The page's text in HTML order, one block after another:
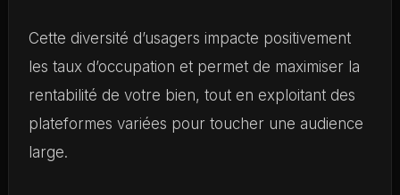
Cette diversité d’usagers impacte positivement
les taux d’occupation et permet de maximiser la
rentabilité de votre bien, tout en exploitant des
plateformes variées pour toucher une audience
large.